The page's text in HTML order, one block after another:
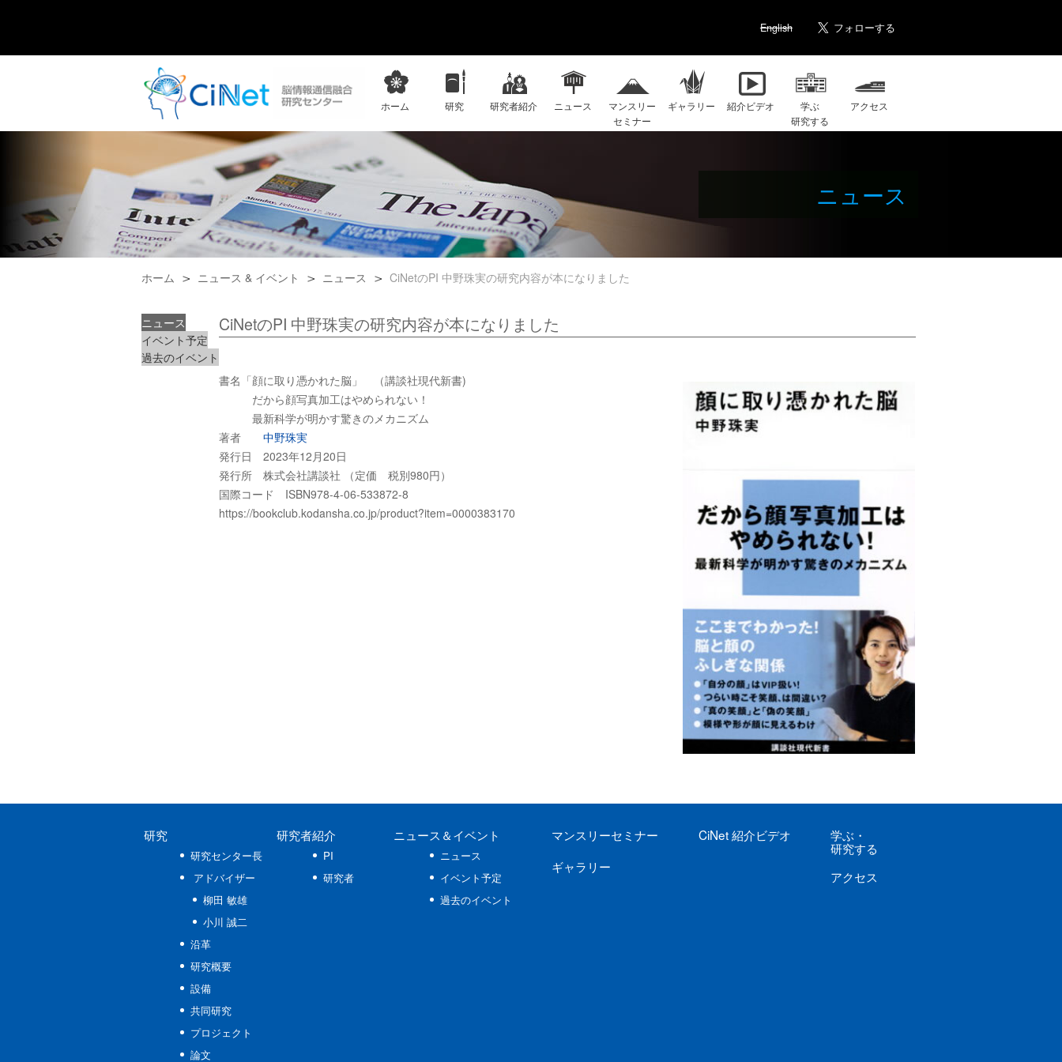
English
ホーム 研究 研究者紹介 ニュース
マンスリー
セミナー
ギャラリー 紹介ビデオ
学ぶ
研究する
アクセス
ニュース
ホーム ニュース & イベント ニュース CiNetのPI 中野珠実の研究内容が本になりました
ニュース
イベント予定
過去のイベント
CiNetのPI 中野珠実の研究内容が本になりました
書名「顔に取り憑かれた脳」 （講談社現代新書)
だから顔写真加工はやめられない！
最新科学が明かす驚きのメカニズム
著者 中野珠実
発行日 2023年12月20日
発行所 株式会社講談社 （定価 税別980円）
国際コード ISBN978-4-06-533872-8
https://bookclub.kodansha.co.jp/product?item=0000383170
研究
研究センター長
アドバイザー
柳田 敏雄
小川 誠二
沿革
研究概要
設備
共同研究
プロジェクト
論文
研究者紹介
PI
研究者
ニュース ＆イベント
ニュース
イベント予定
過去のイベント
マンスリーセミナー
ギャラリー
CiNet紹介ビデオ 学ぶ ・
研究する
アクセス